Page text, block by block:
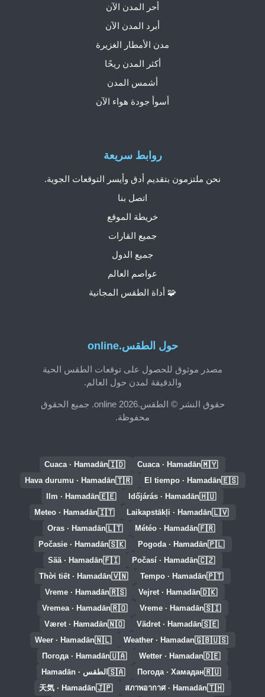
حول الطقس.online
مصدر موثوق للحصول على توقعات الطقس الحية
والدقيقة لمدن حول العالم.
حقوق النشر © الطقس.online 2026. جميع الحقوق
محفوظة.
روابط سريعة
نحن ملتزمون بتقديم أدق وأيسر التوقعات الجوية.
اتصل بنا
خريطة الموقع
جميع القارات
جميع الدول
عواصم العالم
🧩 أداة الطقس المجانية
أحر المدن الآن
أبرد المدن الآن
مدن الأمطار الغزيرة
أكثر المدن ريحًا
أشمس المدن
أسوأ جودة هواء الآن
🇲🇾
Cuaca · Hamadān
🇮🇩
Cuaca · Hamadān
🇪🇸
El tiempo · Hamadān
🇹🇷
Hava durumu · Hamadān
🇭🇺
Időjárás · Hamadān
🇪🇪
Ilm · Hamadān
🇱🇻
Laikapstākļi · Hamadān
🇮🇹
Meteo · Hamadān
🇫🇷
Météo · Hamadān
🇱🇹
Oras · Hamadān
🇵🇱
Pogoda · Hamadān
🇸🇰
Počasie · Hamadān
🇨🇿
Počasí · Hamadān
🇫🇮
Sää · Hamadān
🇵🇹
Tempo · Hamadān
🇻🇳
Thời tiết · Hamadān
🇩🇰
Vejret · Hamadān
🇷🇸
Vreme · Hamadān
🇸🇮
Vreme · Hamadān
🇷🇴
Vremea · Hamadān
🇸🇪
Vädret · Hamadān
🇳🇴
Været · Hamadān
🇬🇧🇺🇸
Weather · Hamadan
🇳🇱
Weer · Hamadān
🇩🇪
Wetter · Hamadan
🇺🇦
Погода · Hamadān
🇷🇺
Погода · Хамадан
🇸🇦 الطقس · Hamadān
🇹🇭
สภาพอากาศ · Hamadān
🇯🇵
天気 · Hamadān